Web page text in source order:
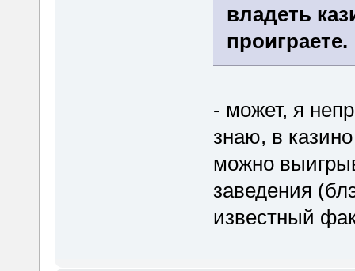
владеть
проиграете.
- может, я
знаю, в
можно
заведения
известный